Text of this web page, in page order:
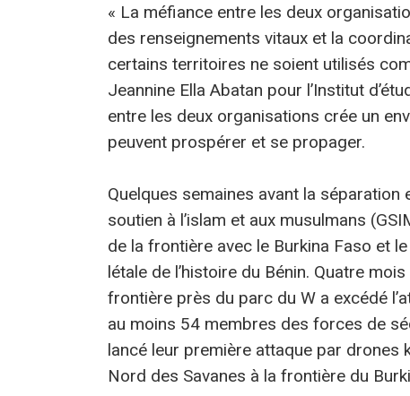
« La méfiance entre les deux
des renseignements vitaux et la
certains territoires ne soient utilisés
Jeannine Ella Abatan pour l’Institut
entre les deux organisations crée un
peuvent prospérer et se propager.
Quelques semaines avant la séparation
soutien à l’islam et aux musulmans
de la frontière avec le Burkina Faso et le
létale de l’histoire du Bénin. Quatre
frontière près du parc du W a excédé
au moins 54 membres des forces de
lancé leur première attaque par drones
Nord des Savanes à la frontière du